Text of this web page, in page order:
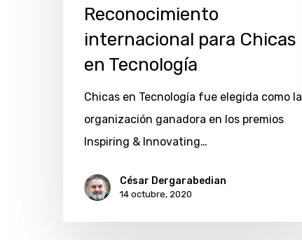
Reconocimiento
internacional para Chicas
en Tecnología
Chicas en Tecnología fue elegida como la
organización ganadora en los premios
Inspiring & Innovating…
César Dergarabedian
14 octubre, 2020